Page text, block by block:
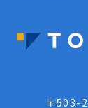
〒503-